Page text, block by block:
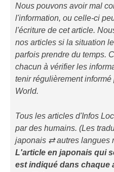
Nous pouvons avoir mal
l'information, ou celle-ci
l'écriture de cet article.
nos articles si la situation
parfois prendre du temps.
chacun à vérifier les
tenir régulièrement
World.
Tous les articles d'Infos
par des humains. (Les
japonais ⇄ autres langues
L'article en japonais qui
est indiqué dans chaque